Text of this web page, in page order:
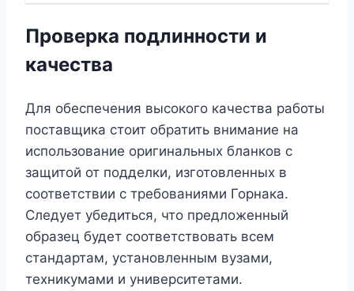
Проверка подлинности и
качества
Для обеспечения высокого качества работы
поставщика стоит обратить внимание на
использование оригинальных бланков с
защитой от подделки, изготовленных в
соответствии с требованиями Горнака.
Следует убедиться, что предложенный
образец будет соответствовать всем
стандартам, установленным вузами,
техникумами и университетами.